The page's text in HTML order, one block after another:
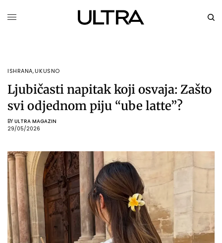
ISHRANA,UKUSNO
Ljubičasti napitak koji osvaja: Zašto
svi odjednom piju “ube latte”?
BY ULTRA MAGAZIN
29/05/2026